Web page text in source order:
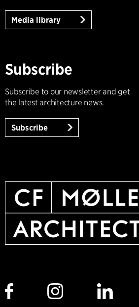
Media library
Subscribe
Subscribe to our newsletter and get
the latest architecture news.
Subscribe